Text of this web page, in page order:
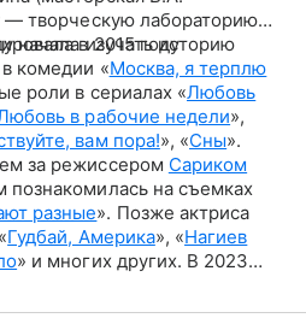
— творческую лабораторию
начала изучать историю
в 2015 году
комедии «Москва, я терплю
роли в сериалах «Любовь
в рабочие недели»,
вам пора!», «Сны».
за режиссером Сариком
познакомилась на съемках
разные». Позже актриса
Гудбай, Америка», «Нагиев
» и многих других. В 2023
дочь Элизабет.